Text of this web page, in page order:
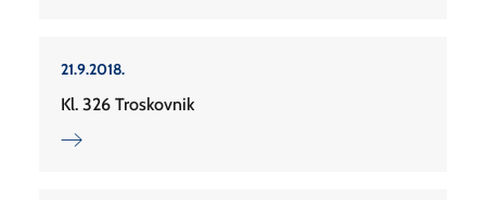
21.9.2018.
Kl. 326 Troskovnik